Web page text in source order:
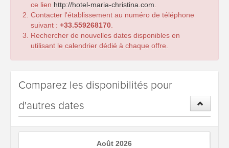
ce lien http://hotel-maria-christina.com
Contacter l'établissement au numéro de téléphone
suivant : +33.559268170
Rechercher de nouvelles dates disponibles en
utilisant le calendrier dédié à chaque offre.
Comparez les disponibilités pour
d'autres dates
Août 2026